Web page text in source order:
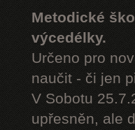
Metodické
výcedélky.
Určeno pro
naučit - či jen
V Sobotu
upřesněn, ale